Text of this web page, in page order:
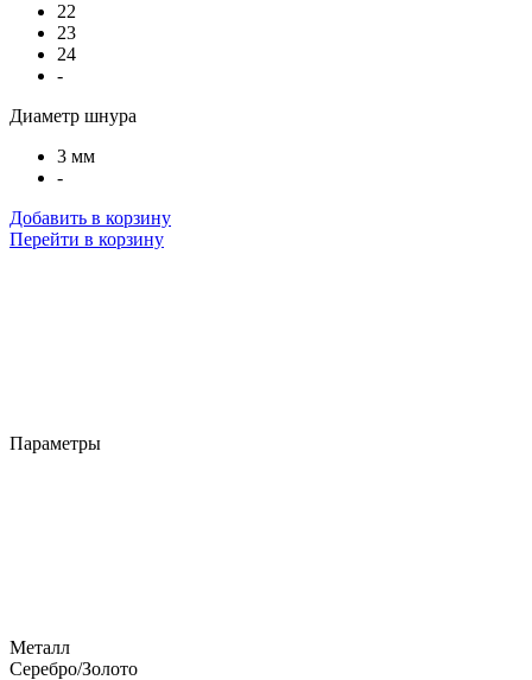
22
23
24
-
Диаметр шнура
3 мм
-
Добавить в корзину
Перейти в корзину
Параметры
Металл
Серебро/Золото